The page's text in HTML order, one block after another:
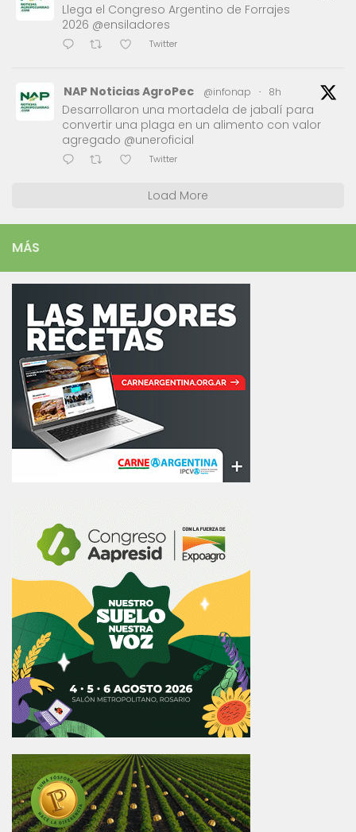
Llega el Congreso Argentino de Forrajes
2026 @ensiladores
Twitter
NAP Noticias AgroPec @infonap · 8h
Desarrollaron una mortadela de jabalí para
convertir una plaga en un alimento con valor
agregado @uneroficial
Twitter
Load More
MÁS